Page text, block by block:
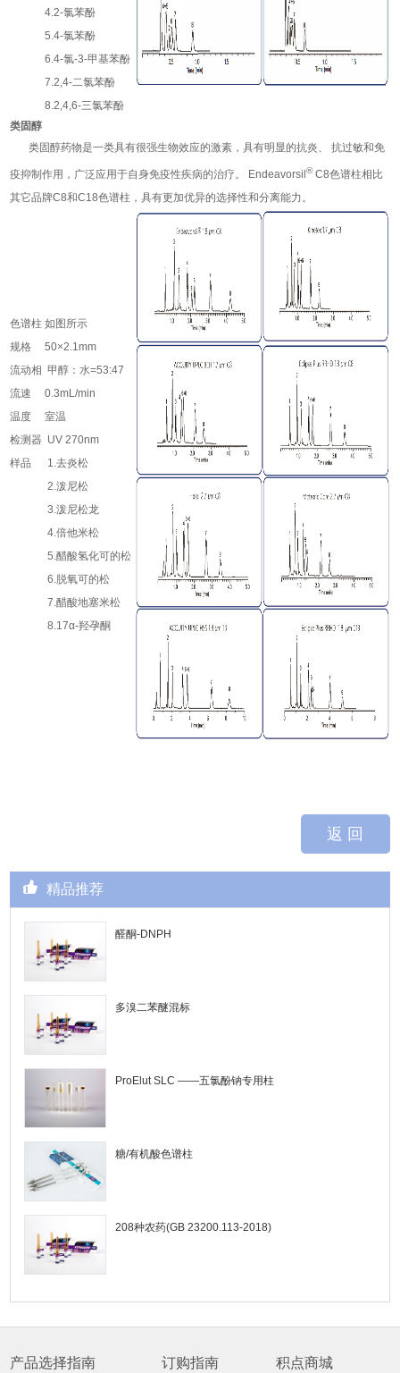
4.2-氯苯酚
5.4-氯苯酚
6.4-氯-3-甲基苯酚
7.2,4-二氯苯酚
8.2,4,6-三氯苯酚
类固醇
类固醇药物是一类具有很强生物效应的激素，具有明显的抗炎、 抗过敏和免
疫抑制作用，广泛应用于自身免疫性疾病的治疗。 Endeavorsil®C8色谱柱相比
其它品牌C8和C18色谱柱，具有更加优异的选择性和分离能力。
色谱柱 如图所示
规格 50×2.1mm
流动相 甲醇：水=53:47
流速 0.3mL/min
温度 室温
检测器 UV 270nm
样品 1.去炎松
2.泼尼松
3.泼尼松龙
4.倍他米松
5.醋酸氢化可的松
6.脱氧可的松
7.醋酸地塞米松
8.17α-羟孕酮
返 回
精品推荐
醛酮-DNPH
多溴二苯醚混标
ProElut SLC ——五氯酚钠专用柱
糖/有机酸色谱柱
208种农药(GB 23200.113-2018)
产品选择指南 订购指南 积点商城